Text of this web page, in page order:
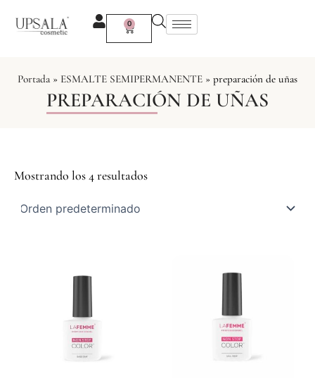
contenido
0
Carrito
Portada » ESMALTE SEMIPERMANENTE » preparación de uñas
PREPARACIÓN DE UÑAS
Mostrando los 4 resultados